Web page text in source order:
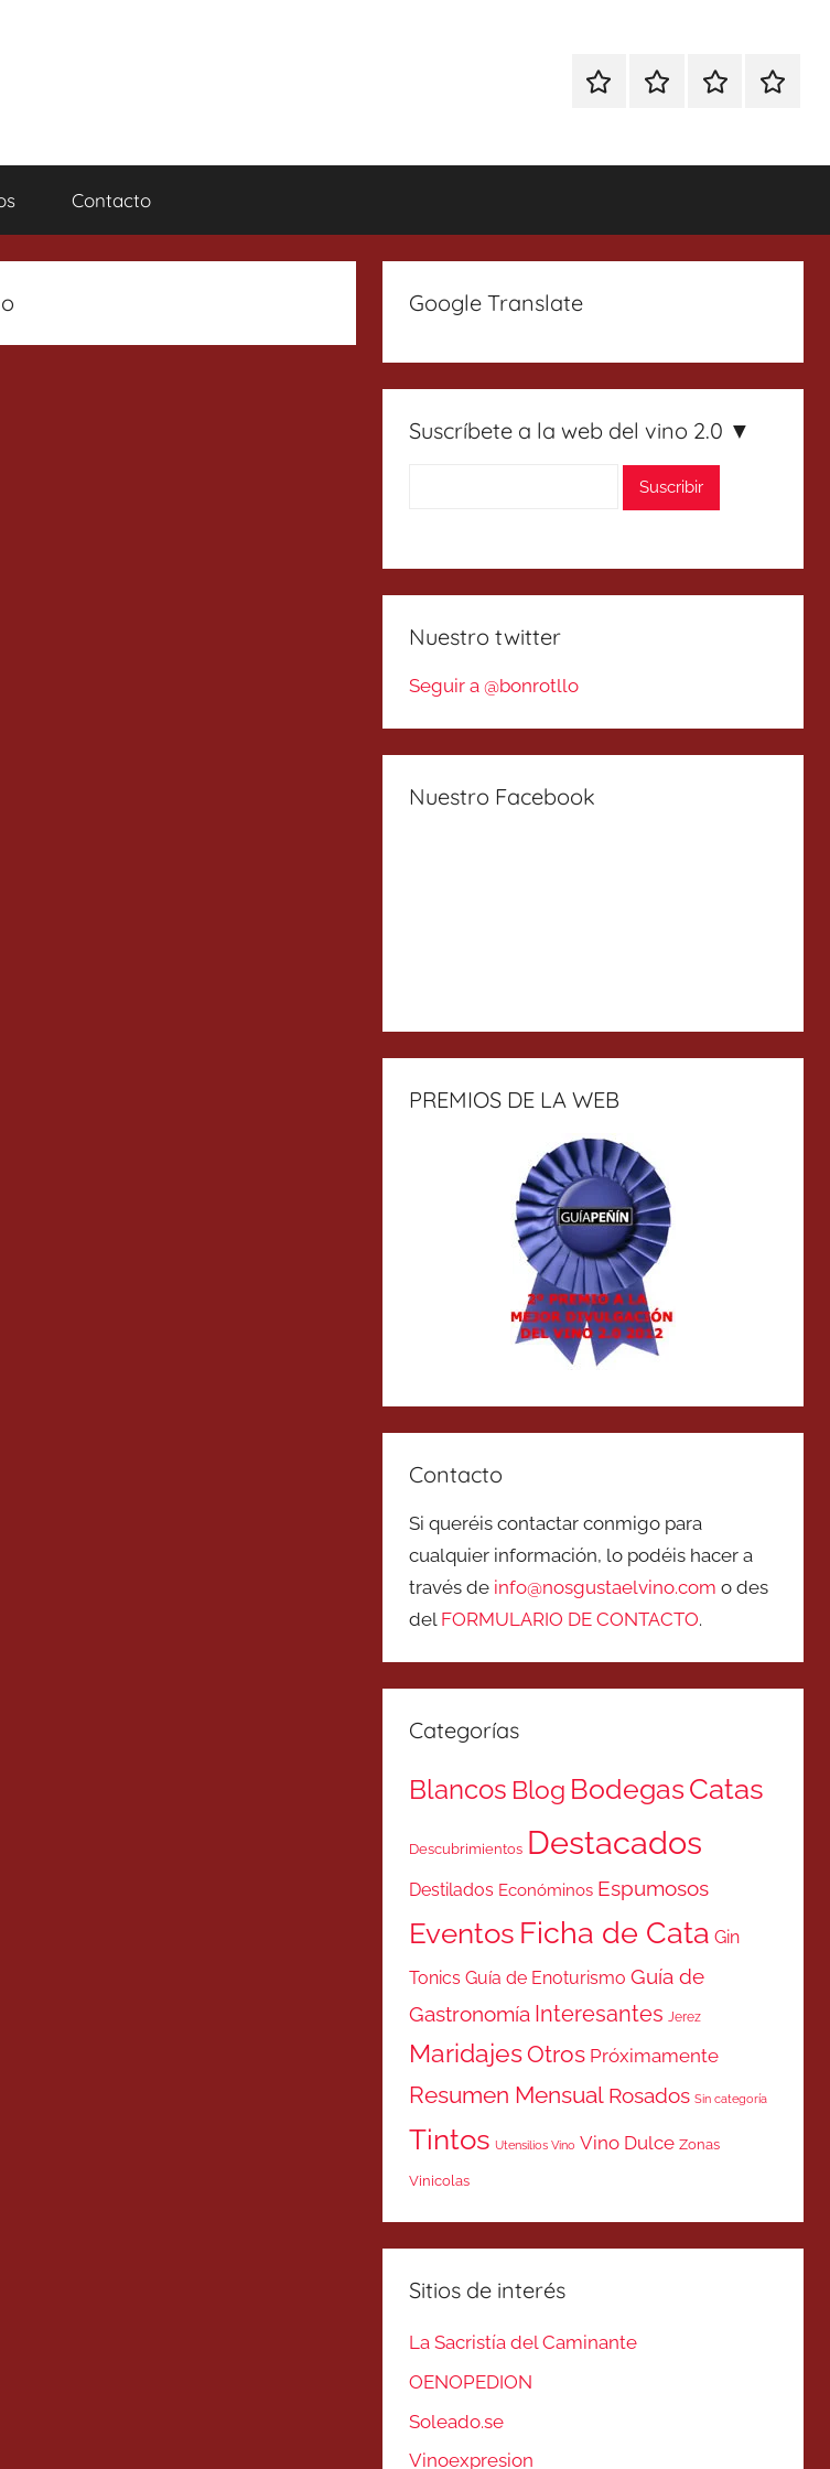
EspecialEnoturismoRanking
Contacto
Google Translate
Suscríbete a la web del vino 2.0 ▼
Nuestro twitter
Seguir a @bonrotllo
Nuestro Facebook
PREMIOS DE LA WEB
Contacto
Si queréis contactar conmigo para
cualquier información, lo podéis hacer a
través de info@nosgustaelvino.com o des
del FORMULARIO DE CONTACTO.
Categorías
Blancos Blog BodegasCatas
Descubrimientos Destacados
Destilados Económinos Espumosos
Eventos Ficha de Cata Gin
Tonics Guía de Enoturismo Guía de
Gastronomía Interesantes Jerez
MaridajesOtros Próximamente
Resumen Mensual Rosados Sin categoría
Tintos Utensilios Vino Vino Dulce Zonas
Vinicolas
Sitios de interés
La Sacristía del Caminante
OENOPEDION
Soleado.se
Vinoexpresion